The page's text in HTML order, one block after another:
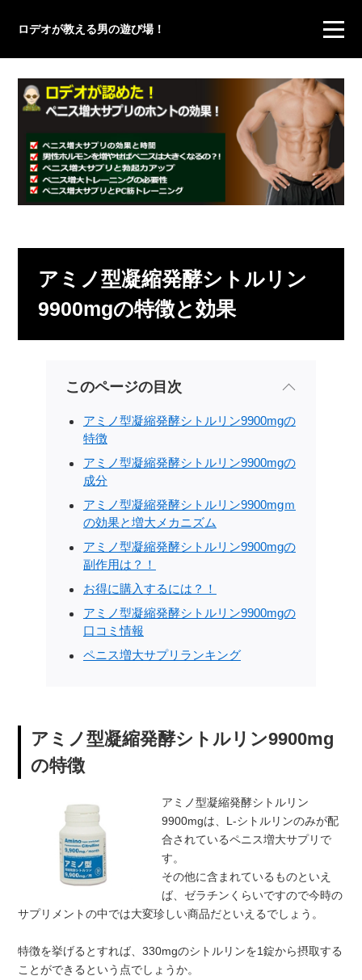
ロデオが教える男の遊び場！
アミノ型凝縮発酵シトルリン
9900mgの特徴と効果
このページの目次
アミノ型凝縮発酵シトルリン9900mgの
特徴
アミノ型凝縮発酵シトルリン9900mgの
成分
アミノ型凝縮発酵シトルリン9900mgｍ
の効果と増大メカニズム
アミノ型凝縮発酵シトルリン9900mgの
副作用は？！
お得に購入するには？！
アミノ型凝縮発酵シトルリン9900mgの
口コミ情報
ペニス増大サプリランキング
アミノ型凝縮発酵シトルリン9900mg
の特徴
アミノ型凝縮発酵シトルリン
9900mgは、L-シトルリンのみが配
合されているペニス増大サプリで
す。
その他に含まれているものといえ
ば、ゼラチンくらいですので今時の
サプリメントの中では大変珍しい商品だといえるでしょう。
特徴を挙げるとすれば、330mgのシトルリンを1錠から摂取する
ことができるという点でしょうか。